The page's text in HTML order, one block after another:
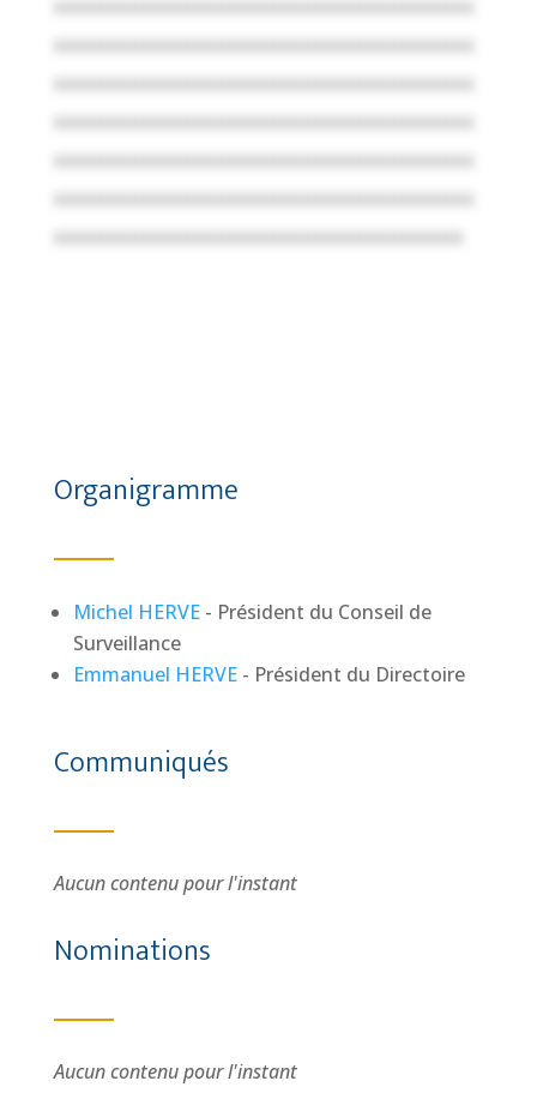
xxxxxxxxxxxxxxxxxxxxxxxxxxxxxxxxxxxxxxx
xxxxxxxxxxxxxxxxxxxxxxxxxxxxxxxxxxxxxxx
xxxxxxxxxxxxxxxxxxxxxxxxxxxxxxxxxxxxxxx
xxxxxxxxxxxxxxxxxxxxxxxxxxxxxxxxxxxxxxx
xxxxxxxxxxxxxxxxxxxxxxxxxxxxxxxxxxxxxxx
xxxxxxxxxxxxxxxxxxxxxxxxxxxxxxxxxxxxxx
Organigramme
Michel HERVE- Président du Conseil de
Surveillance
Emmanuel HERVE- Président du Directoire
Communiqués
Aucun contenu pour l'instant
Nominations
Aucun contenu pour l'instant